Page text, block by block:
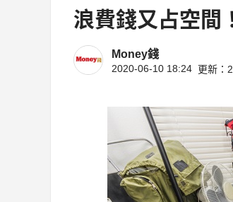
浪費錢又占空間
Money錢
2020-06-10 18:24 更新：